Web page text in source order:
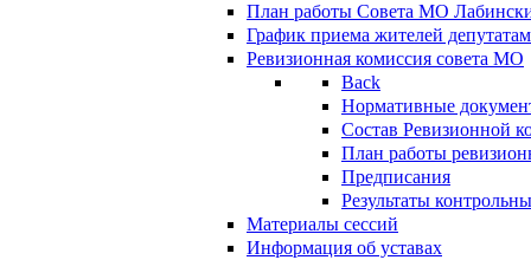
План работы Совета МО
График приема жителей
Ревизионная комиссия совета МО
Back
Нормативные
Состав Ревизионной
План работы
Предписания
Результаты
Материалы сессий
Информация об уставах